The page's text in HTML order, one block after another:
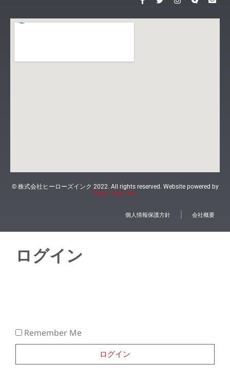
© 株式会社ヒーローズインク 2022. All rights reserved. Website powered by
Tokyo Juho, Inc.
個人情報保護方針 会社概要
ログイン
Remember Me
ログイン